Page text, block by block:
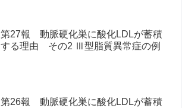
第27報 動脈硬化巣に酸化LDLが蓄積
する理由 その2 Ⅲ型脂質異常症の例
第26報 動脈硬化巣に酸化LDLが蓄積